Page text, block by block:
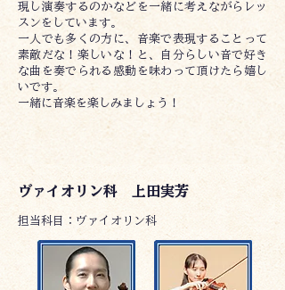
現し演奏するのかなどを一緒に考えながらレッ
スンをしています。
一人でも多くの方に、音楽で表現することって
素敵だな！楽しいな！と、自分らしい音で好き
な曲を奏でられる感動を味わって頂けたら嬉し
いです。
一緒に音楽を楽しみましょう！
ヴァイオリン科 上田実芳
​担当科目：ヴァイオリン科